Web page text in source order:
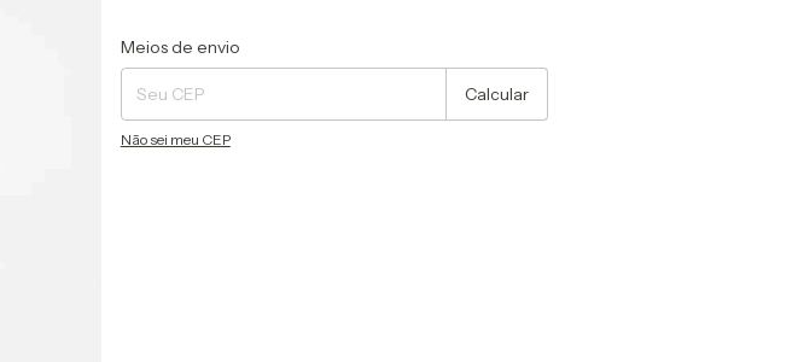
Entregas para o CEP:
Meios de envio
Calcular
Não sei meu CEP